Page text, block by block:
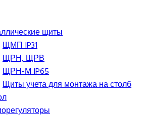
щиты
ЩМП IP31
ЩРН, ЩРВ
ЩРН-М IP65
Щиты учета для монтажа на столб